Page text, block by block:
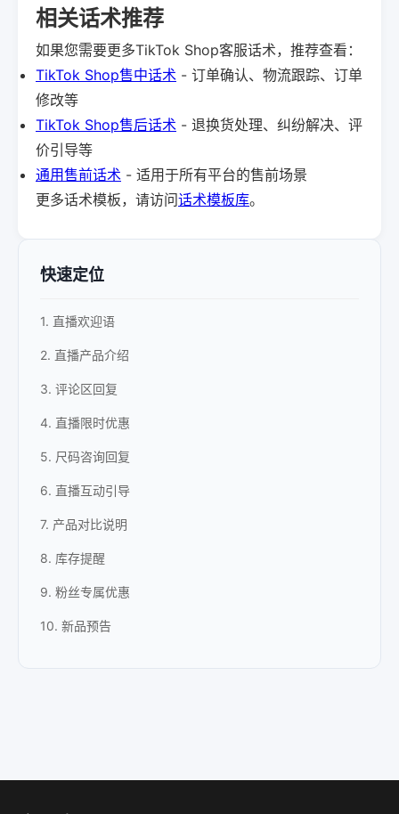
相关话术推荐
如果您需要更多TikTok Shop客服话术，推荐查看：
TikTok Shop售中话术 - 订单确认、物流跟踪、订单
修改等
TikTok Shop售后话术 - 退换货处理、纠纷解决、评
价引导等
通用售前话术 - 适用于所有平台的售前场景
更多话术模板，请访问话术模板库。
快速定位
1. 直播欢迎语
2. 直播产品介绍
3. 评论区回复
4. 直播限时优惠
5. 尺码咨询回复
6. 直播互动引导
7. 产品对比说明
8. 库存提醒
9. 粉丝专属优惠
10. 新品预告